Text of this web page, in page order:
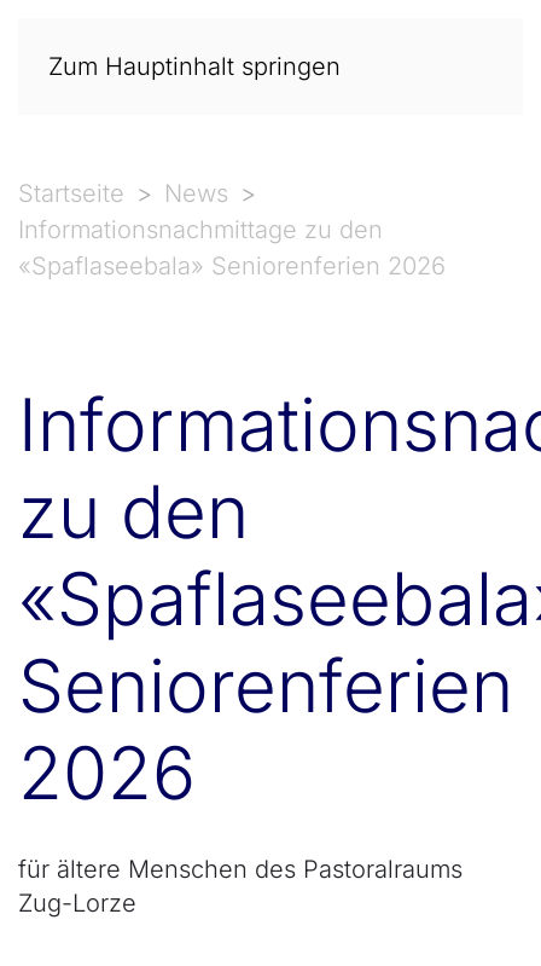
Zum Hauptinhalt springen
Startseite
News
Informationsnachmittage zu den
«Spaflaseebala» Seniorenferien 2026
zu den
Seniorenferien
2026
für ältere Menschen des Pastoralraums
Zug-Lorze